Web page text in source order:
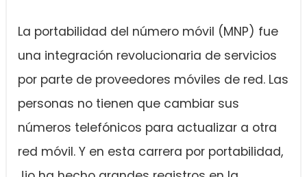
La portabilidad del número móvil (MNP) fue
una integración revolucionaria de servicios
por parte de proveedores móviles de red. Las
personas no tienen que cambiar sus
números telefónicos para actualizar a otra
red móvil. Y en esta carrera por portabilidad,